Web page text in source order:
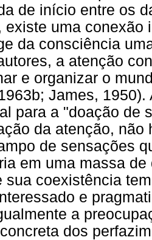
de início entre os
existe uma conexão
da consciência
a atenção
e organizar o
James,
para a "doação de
da atenção,
de sensações
em uma massa
sua coexistência
e
a
dos